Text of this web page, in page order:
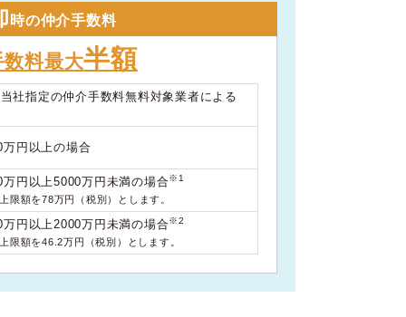
時の仲介手数料
数料最大半額
社指定の仲介手数料無料対象業者による
円以上の場合
円以上5000万円未満の場合※1
限額を78万円（税別）とします。
円以上2000万円未満の場合※2
限額を46.2万円（税別）とします。